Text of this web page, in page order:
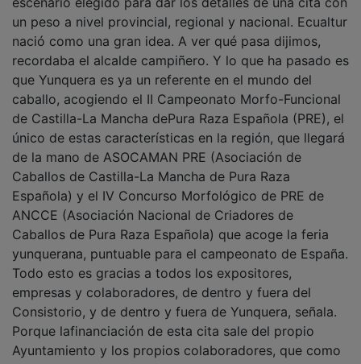
un peso a nivel provincial, regional y nacional. Ecualtur
nació como una gran idea. A ver qué pasa dijimos,
recordaba el alcalde campiñero. Y lo que ha pasado es
que Yunquera es ya un referente en el mundo del
caballo, acogiendo el II Campeonato Morfo-Funcional
de Castilla-La Mancha dePura Raza Española (PRE), el
único de estas características en la región, que llegará
de la mano de ASOCAMAN PRE (Asociación de
Caballos de Castilla-La Mancha de Pura Raza
Española) y el IV Concurso Morfológico de PRE de
ANCCE (Asociación Nacional de Criadores de
Caballos de Pura Raza Española) que acoge la feria
yunquerana, puntuable para el campeonato de España.
Todo esto es gracias a todos los expositores,
empresas y colaboradores, de dentro y fuera del
Consistorio, y de dentro y fuera de Yunquera, señala.
Porque lafinanciación de esta cita sale del propio
Ayuntamiento y los propios colaboradores, que como
la Asociación Provincial de Agricultores y Ganaderos,